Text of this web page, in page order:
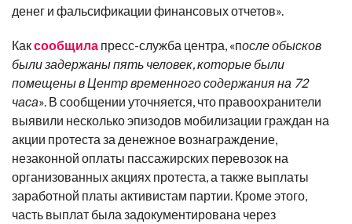
денег и фальсификации финансовых отчетов».
Каксообщила пресс-служба центра, «после обысков
были задержаны пять человек, которые были
помещены в Центр временного содержания на 72
часа». В сообщении уточняется, что правоохранители
выявили несколько эпизодов мобилизации граждан на
акции протеста за денежное вознаграждение,
незаконной оплаты пассажирских перевозок на
организованных акциях протеста, а также выплаты
заработной платы активистам партии. Кроме этого,
часть выплат была задокументирована через